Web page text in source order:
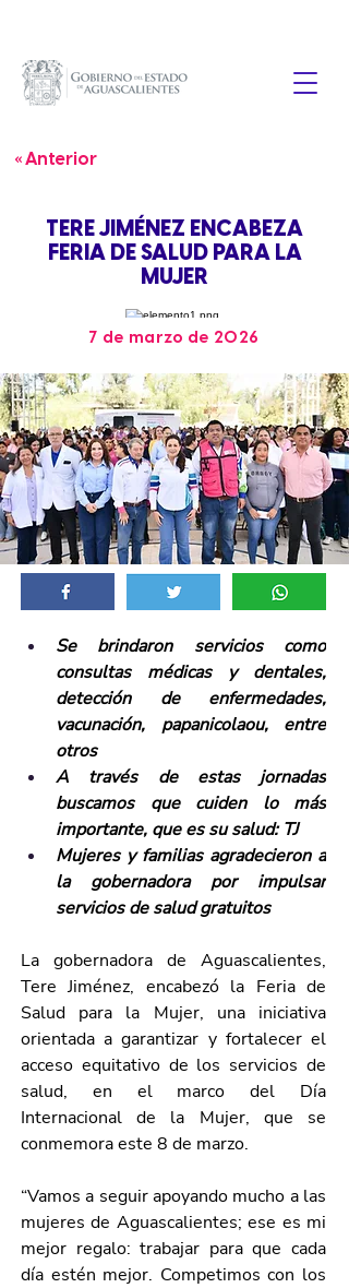
« Anterior
TERE JIMÉNEZ ENCABEZA
FERIA DE SALUD PARA LA
MUJER
7 de marzo de 2026
Se brindaron servicios como
consultas médicas y dentales,
detección de enfermedades,
vacunación, papanicolaou, entre
otros
A través de estas jornadas
buscamos que cuiden lo más
importante, que es su salud: TJ
Mujeres y familias agradecieron a
la gobernadora por impulsar
servicios de salud gratuitos
La gobernadora de Aguascalientes,
Tere Jiménez, encabezó la Feria de
Salud para la Mujer, una iniciativa
orientada a garantizar y fortalecer el
acceso equitativo de los servicios de
salud, en el marco del Día
Internacional de la Mujer, que se
conmemora este 8 de marzo.
“Vamos a seguir apoyando mucho a las
mujeres de Aguascalientes; ese es mi
mejor regalo: trabajar para que cada
día estén mejor. Competimos con los